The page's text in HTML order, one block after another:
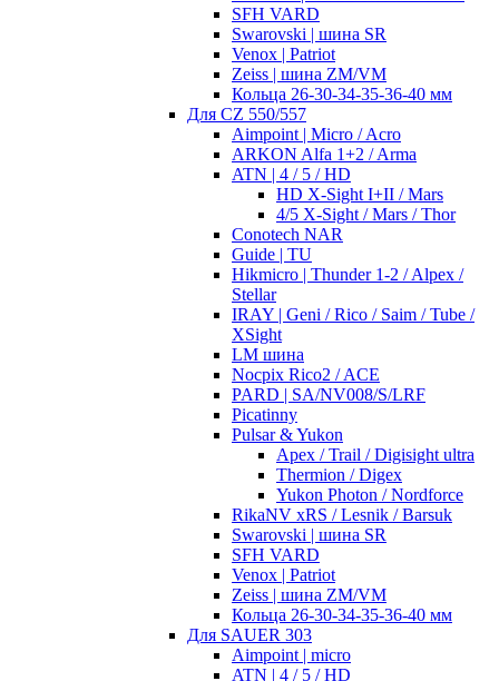
SFH VARD
Swarovski | шина SR
Venox | Patriot
Zeiss | шина ZM/VM
Кольца 26-30-34-35-36-40 мм
Для CZ 550/557
Aimpoint | Micro / Acro
ARKON Alfa 1+2 / Arma
ATN | 4 / 5 / HD
HD X-Sight I+II / Mars
4/5 X-Sight / Mars / Thor
Conotech NAR
Guide | TU
Hikmicro | Thunder 1-2 / Alpex /
Stellar
IRAY | Geni / Rico / Saim / Tube /
XSight
LM шина
Nocpix Rico2 / ACE
PARD | SA/NV008/S/LRF
Picatinny
Pulsar & Yukon
Apex / Trail / Digisight ultra
Thermion / Digex
Yukon Photon / Nordforce
RikaNV xRS / Lesnik / Barsuk
Swarovski | шина SR
SFH VARD
Venox | Patriot
Zeiss | шина ZM/VM
Кольца 26-30-34-35-36-40 мм
Для SAUER 303
Aimpoint | micro
ATN | 4 / 5 / HD